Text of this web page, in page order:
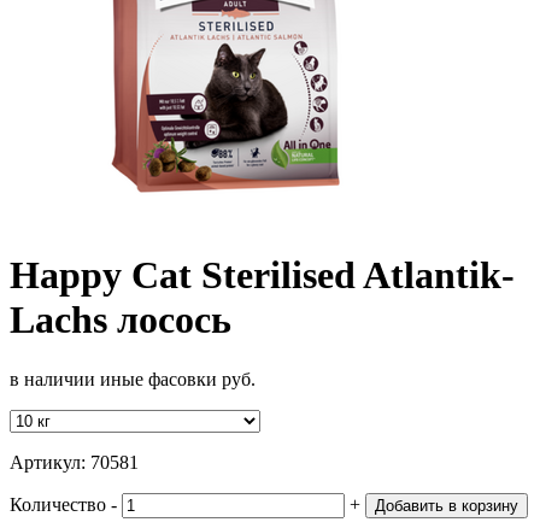
Happy Cat Sterilised Atlantik-
Lachs лосось
в наличии иные фасовки руб.
Артикул: 70581
Количество ‐ + Добавить в корзину